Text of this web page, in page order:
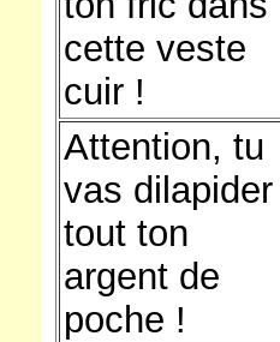
cette veste
cuir !
Attention, tu
vas dilapider
tout ton
argent de
poche !